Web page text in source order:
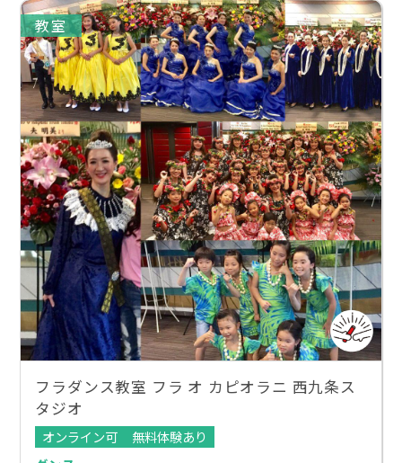
教室
フラダンス教室 フラ オ カピオラニ 西九条ス
タジオ
オンライン可
無料体験あり